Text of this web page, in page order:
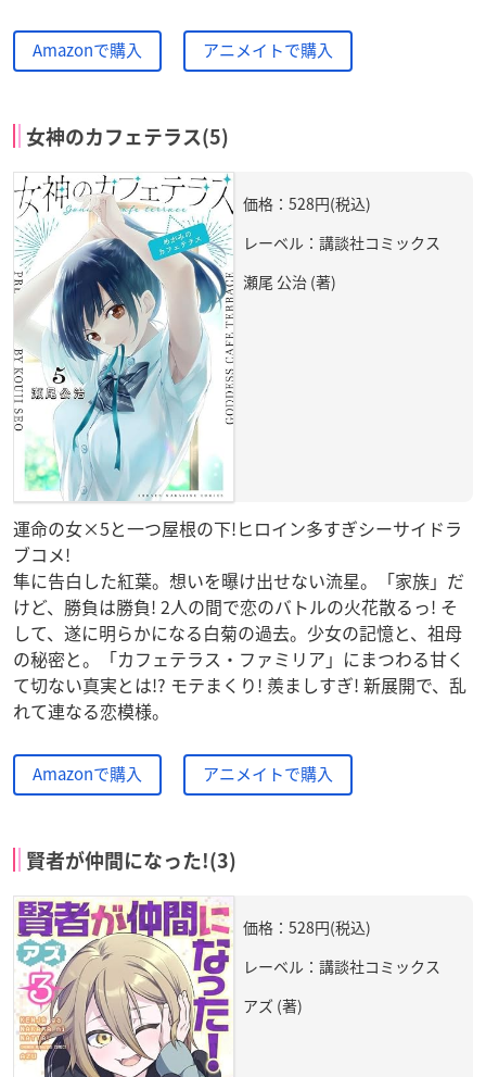
Amazonで購入 アニメイトで購入
女神のカフェテラス(5)
価格：528円(税込)
レーベル：講談社コミックス
瀬尾 公治 (著)
運命の女×5と一つ屋根の下!ヒロイン多すぎシーサイドラ
ブコメ!
隼に告白した紅葉。想いを曝け出せない流星。「家族」だ
けど、勝負は勝負! 2人の間で恋のバトルの火花散るっ! そ
して、遂に明らかになる白菊の過去。少女の記憶と、祖母
の秘密と。「カフェテラス・ファミリア」にまつわる甘く
て切ない真実とは!? モテまくり! 羨ましすぎ! 新展開で、乱
れて連なる恋模様。
Amazonで購入 アニメイトで購入
賢者が仲間になった!(3)
価格：528円(税込)
レーベル：講談社コミックス
アズ (著)